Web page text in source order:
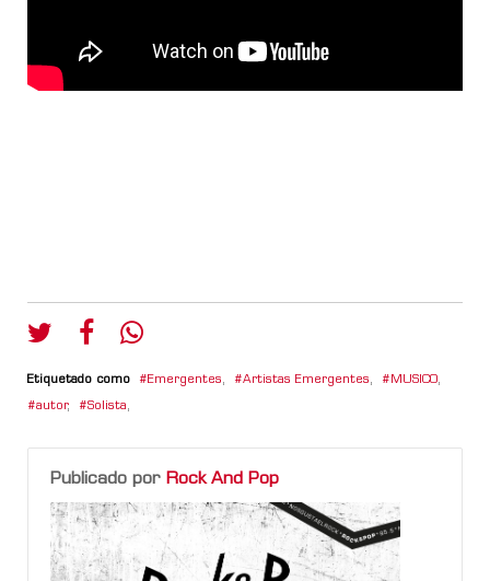
Etiquetado como Emergentes, Artistas Emergentes, MUSICO,
autor, Solista,
Publicado por Rock And Pop